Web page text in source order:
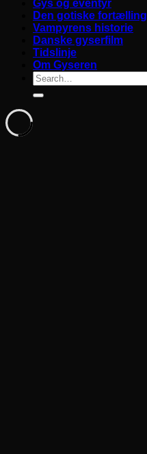
Gys og eventyr
Den gotiske fortælling
Vampyrens historie
Danske gyserfilm
Tidslinje
Om Gyseren